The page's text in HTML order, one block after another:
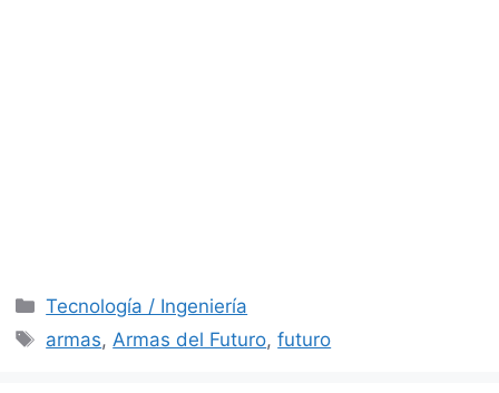
Categorías
Tecnología / Ingeniería
Etiquetas
armas,Armas del Futuro,futuro